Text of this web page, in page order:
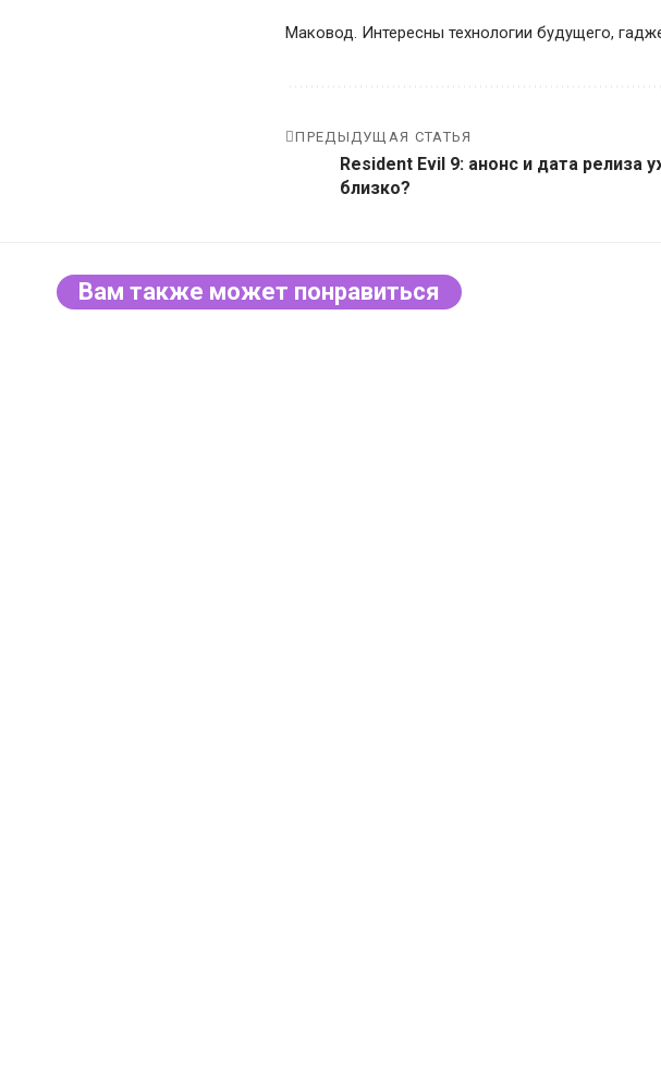
Маковод. Интересны технологии будущего,
ПРЕДЫДУЩАЯ СТАТЬЯ
Resident Evil 9: анонс и дата релиза
близко?
Вам также может понравиться